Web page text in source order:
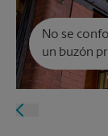
No se
un buzón